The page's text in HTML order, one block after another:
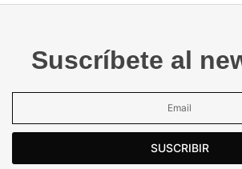
Suscríbete al
SUSCRIBIR